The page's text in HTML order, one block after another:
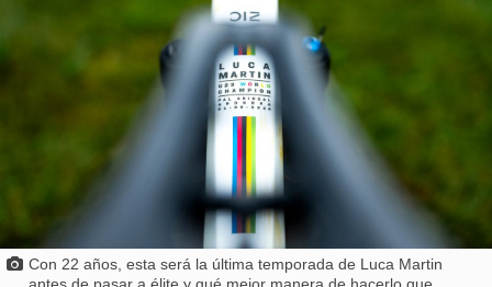
Con 22 años, esta será la última temporada de Luca Martin